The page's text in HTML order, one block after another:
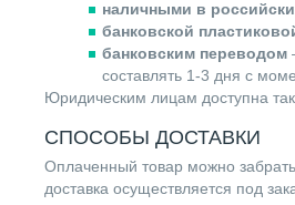
наличными в
банковской
банковским переводом
составлять 1-3 дня с
Юридическим лицам доступна
СПОСОБЫ ДОСТАВКИ
Оплаченный товар можно
доставка осуществляется под